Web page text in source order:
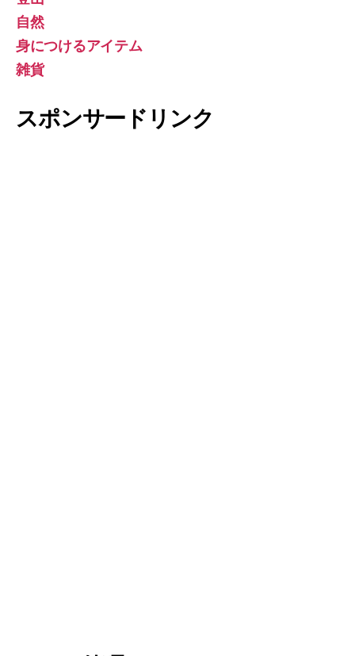
自然
身につけるアイテム
雑貨
スポンサードリンク